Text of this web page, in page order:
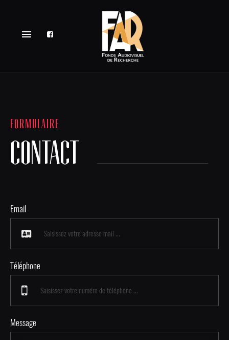
menu
FORMULAIRE
CONTACT
Email
Téléphone
Message